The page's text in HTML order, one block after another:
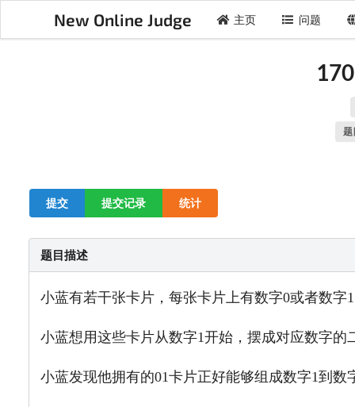
New Online Judge 主页 问题
题
提交 提交记录 统计
题目描述
小蓝有若干张卡片，每张卡片上有数字0或者数字
小蓝想用这些卡片从数字1开始，摆成对应数字的
小蓝发现他拥有的01卡片正好能够组成数字1到数